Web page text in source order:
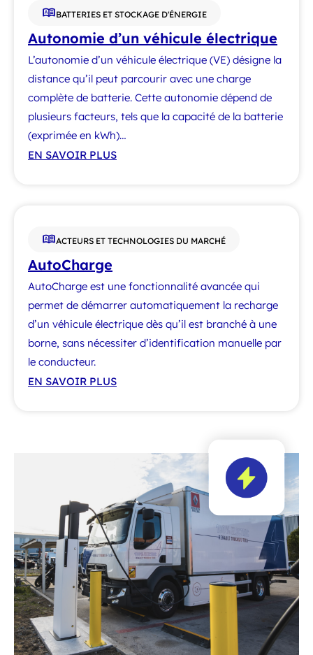
BATTERIES ET STOCKAGE D'ÉNERGIE
Autonomie d’un véhicule électrique
L’autonomie d’un véhicule électrique (VE) désigne la
distance qu’il peut parcourir avec une charge
complète de batterie. Cette autonomie dépend de
plusieurs facteurs, tels que la capacité de la batterie
(exprimée en kWh)…
EN SAVOIR PLUS
ACTEURS ET TECHNOLOGIES DU MARCHÉ
AutoCharge
AutoCharge est une fonctionnalité avancée qui
permet de démarrer automatiquement la recharge
d’un véhicule électrique dès qu’il est branché à une
borne, sans nécessiter d’identification manuelle par
le conducteur.
EN SAVOIR PLUS